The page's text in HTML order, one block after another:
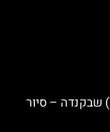
סיורים חינמיים בונקובר (Vancouver) שבקנדה – סיור